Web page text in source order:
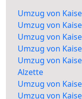
Umzug von
Umzug von
Umzug von
Umzug von
Umzug von
Alzette
Umzug von
Umzug von